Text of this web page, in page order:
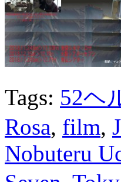
Tags: 52ヘ
Rosa, film,
Nobuteru